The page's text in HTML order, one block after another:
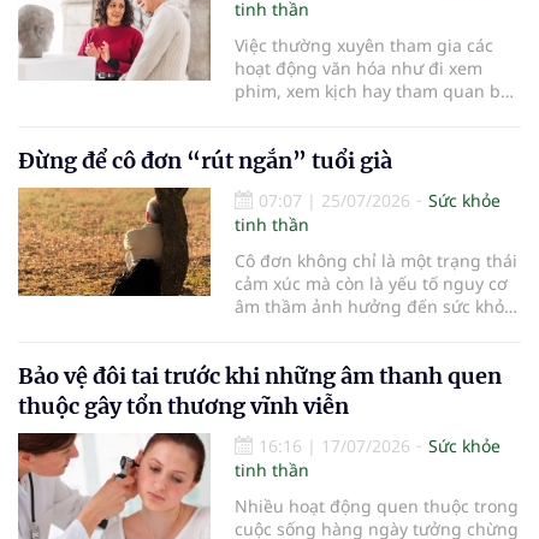
thời gian cấp cứu, tái thông mạch
ý nghĩa quyết định đến khả năng
sống còn cũng như chất lượng
cuộc sống sau điều trị.
tinh thần
Việc thường xuyên tham gia các
hoạt động văn hóa như đi xem
phim, xem kịch hay tham quan bảo
cải thiện sức khỏe tinh thần và
người cao tuổi…
Đừng để cô đơn “rút ngắn” tuổi già
07:07 | 25/07/2026
Sức khỏe
tinh thần
Cô đơn không chỉ là một trạng thái
cảm xúc mà còn là yếu tố nguy cơ
âm thầm ảnh hưởng đến sức khỏe
hay kiểm soát bệnh mạn tính; duy
trì sự gắn kết với gia đình và cộng
đồng cũng là một “liều thuốc”
quan trọng giúp sống thọ.
Bảo vệ đôi tai trước khi những âm thanh quen
thuộc gây tổn thương vĩnh viễn
16:16 | 17/07/2026
Sức khỏe
tinh thần
Nhiều hoạt động quen thuộc trong
cuộc sống hàng ngày tưởng chừng